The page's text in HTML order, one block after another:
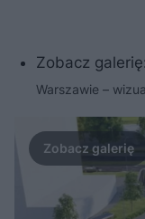
Zobacz galerię:
Warszawie –